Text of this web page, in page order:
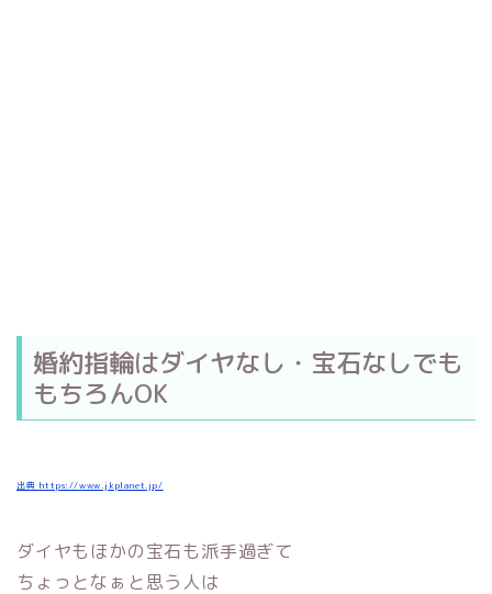
婚約指輪はダイヤなし・宝石なしでも
もちろんOK
出典 https://www.jkplanet.jp/
ダイヤもほかの宝石も派手過ぎて
ちょっとなぁと思う人は